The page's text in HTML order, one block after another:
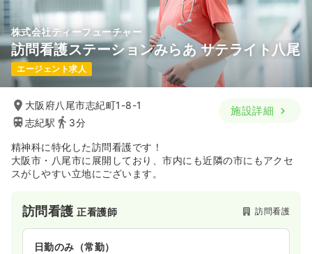
株式会社ティーフューチャー
訪問看護ステーションみらあ サテライト八尾
エージェント求人
大阪府八尾市志紀町1-8-1
志紀駅
3分
施設詳細
精神科に特化した訪問看護です！
大阪市・八尾市に展開しており、市内にも近隣の市にもアクセ
スがしやすい立地にございます。
訪問看護正看護師 訪問看護
日勤のみ（常勤）